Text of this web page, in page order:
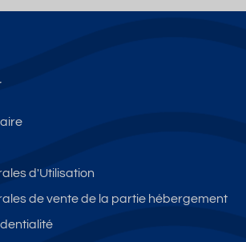
d'Utilisation
de vente de la partie hébergement